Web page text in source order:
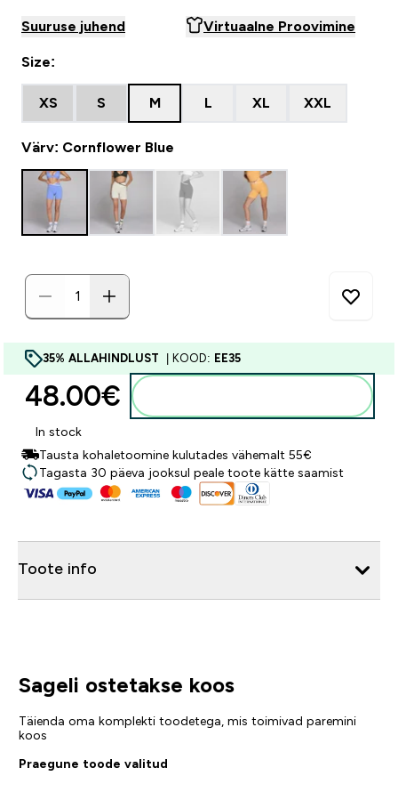
Suuruse juhend Virtuaalne Proovimine
Size:
XS S M L XL XXL
Värv: Cornflower Blue
35% ALLAHINDLUST | KOOD: EE35
48.00€‎
In stock
Tausta kohaletoomine kulutades vähemalt 55€
Tagasta 30 päeva jooksul peale toote kätte saamist
Toote info
Sageli ostetakse koos
Täienda oma komplekti toodetega, mis toimivad paremini
koos
Praegune toode valitud